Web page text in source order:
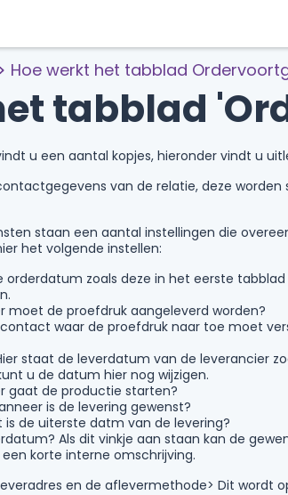
Hoe werkt het tabblad
tabblad
u een aantal kopjes, hieronder vindt u
van de relatie, deze
staan een aantal instellingen die
het volgende instellen:
zoals deze in het eerste
moet de proefdruk aangeleverd worden?
waar de proefdruk naar toe moet
staat de leverdatum van de leverancier
u de datum hier nog wijzigen.
gaat de productie starten?
is de levering gewenst?
de uiterste datm van de levering?
Als dit vinkje aan staan kan de
korte interne omschrijving.
en de aflevermethode> Dit wordt